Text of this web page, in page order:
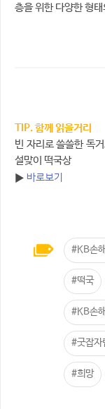
층을 위한 다양한 형
TIP. 함께 읽을거리
빈 자리로 쓸쓸한 독
설맞이 떡국상
▶ 바로보기
#KB손
#떡국
#KB손
#굿잡자
#희망